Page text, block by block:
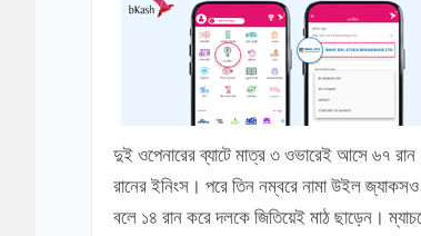
দুই ওপেনারের ব্যাটে মাত্র ৩ ওভারেই আসে ৬৭
রানের ইনিংস। পরে তিন নম্বরে নামা উইল
বলে ১৪ রান করে দলকে জিতিয়েই মাঠ ছাড়েন।